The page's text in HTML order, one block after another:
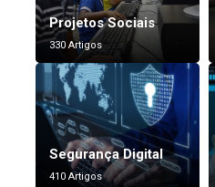
Projetos Sociais
330 Artigos
Segurança Digital
410 Artigos